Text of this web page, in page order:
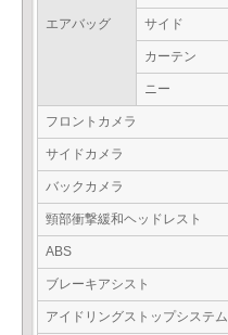
エアバッグ サイド
カーテン
ニー
フロントカメラ
サイドカメラ
バックカメラ
頸部衝撃緩和ヘッドレスト
ABS
ブレーキアシスト
アイドリングストップシステム